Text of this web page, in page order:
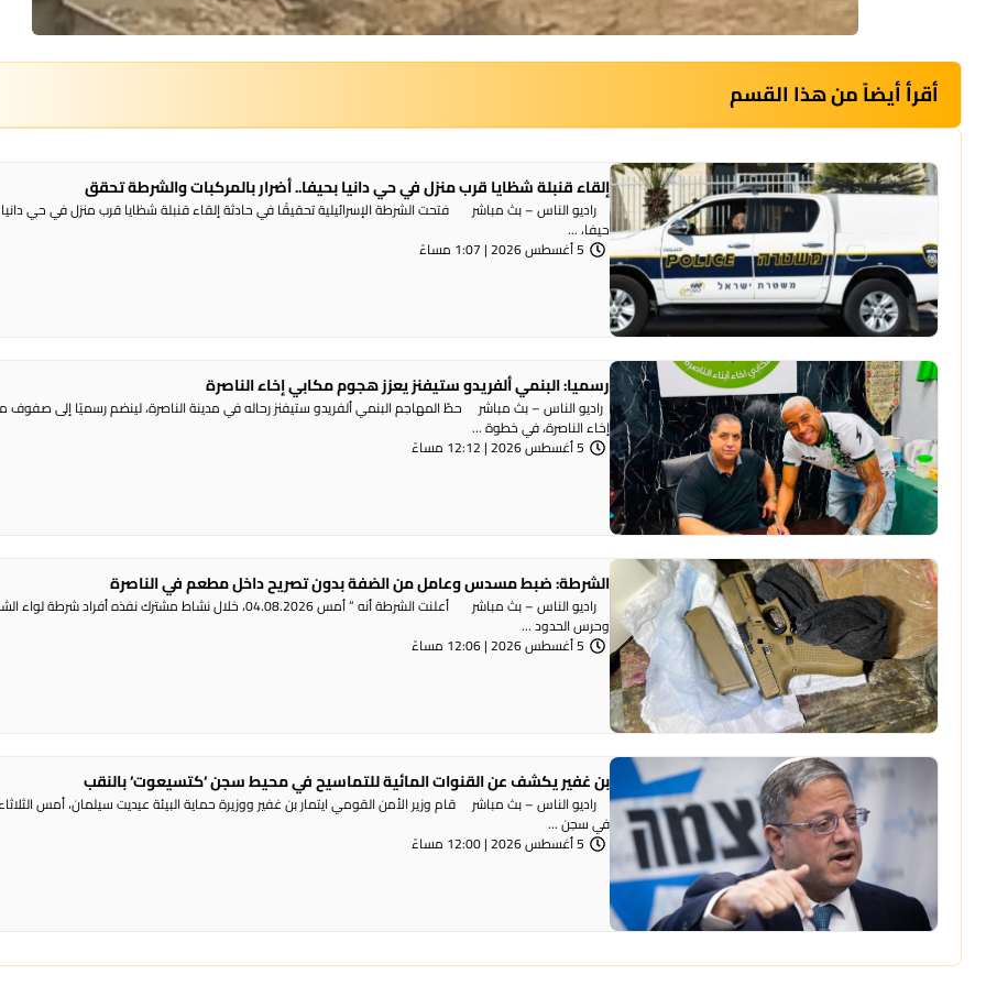
أقرأ أيضاً من هذا القسم
إلقاء قنبلة شظايا قرب منزل في حي دانيا بحيفا.. أضرار بالمركبات والشرطة تحقق
راديو الناس – بث مباشر فتحت الشرطة الإسرائيلية تحقيقًا في حادثة إلقاء قنبلة شظايا قرب منزل في حي دانيا
حيفا، ...
5 أغسطس 2026 | 1:07 مساءً
رسميا: البنمي ألفريدو ستيفنز يعزز هجوم مكابي إخاء الناصرة
راديو الناس – بث مباشر حطّ المهاجم البنمي ألفريدو ستيفنز رحاله في مدينة الناصرة، لينضم رسميًا إلى صفوف
إخاء الناصرة، في خطوة ...
5 أغسطس 2026 | 12:12 مساءً
الشرطة: ضبط مسدس وعامل من الضفة بدون تصريح داخل مطعم في الناصرة
راديو الناس – بث مباشر أعلنت الشرطة أنه ” أمس 04.08.2026، خلال نشاط مشترك نفذه أفراد شرطة
وحرس الحدود ...
5 أغسطس 2026 | 12:06 مساءً
بن غفير يكشف عن القنوات المائية للتماسيح في محيط سجن ‘كتسيعوت‘ بالنقب
راديو الناس – بث مباشر قام وزير الأمن القومي ايتمار بن غفير ووزيرة حماية البيئة عيديت سيلمان، أمس
في سجن ...
5 أغسطس 2026 | 12:00 مساءً